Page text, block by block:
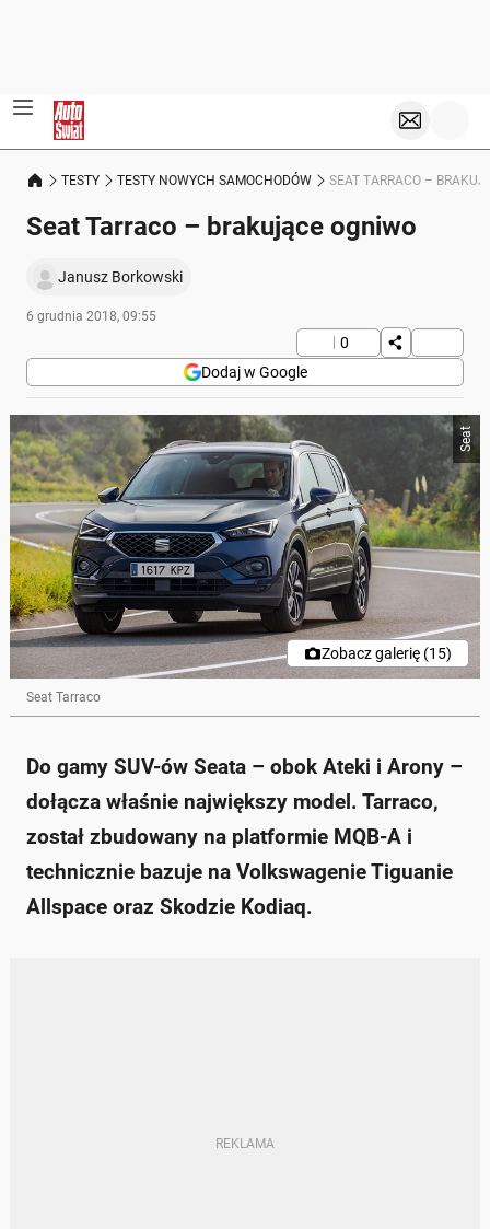
TESTY TESTY NOWYCH SAMOCHODÓW SEAT TARRACO –
Seat Tarraco – brakujące ogniwo
Janusz Borkowski
6 grudnia 2018, 09:55
0
Dodaj w Google
Seat
Zobacz galerię (15)
Seat Tarraco
Do gamy SUV-ów Seata – obok Ateki i Arony –
dołącza właśnie największy model. Tarraco,
został zbudowany na platformie MQB-A i
technicznie bazuje na Volkswagenie Tiguanie
Allspace oraz Skodzie Kodiaq.